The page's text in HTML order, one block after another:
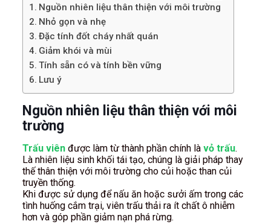
Nguồn nhiên liệu thân thiện với môi trường
Nhỏ gọn và nhẹ
Đặc tính đốt cháy nhất quán
Giảm khói và mùi
Tính sẵn có và tính bền vững
Lưu ý
Nguồn nhiên liệu thân thiện với môi
trường
Trấu viênđược làm từ thành phần chính là vỏ trấu.
Là nhiên liệu sinh khối tái tạo, chúng là giải pháp thay
thế thân thiện với môi trường cho củi hoặc than củi
truyền thống.
Khi được sử dụng để nấu ăn hoặc sưởi ấm trong các
tình huống cắm trại, viên trấu thải ra ít chất ô nhiễm
hơn và góp phần giảm nạn phá rừng.